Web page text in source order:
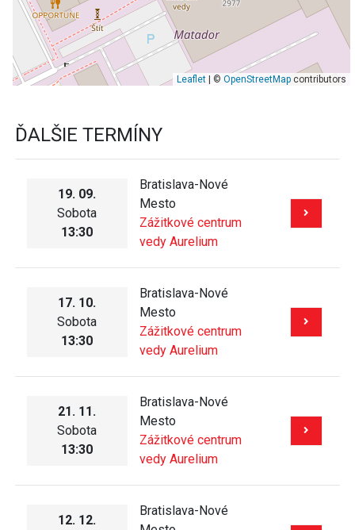
Leaflet| © OpenStreetMapcontributors
ĎALŠIE TERMÍNY
19. 09.
Sobota
13:30
Bratislava-Nové
Mesto
Zážitkové centrum
vedy Aurelium
17. 10.
Sobota
13:30
Bratislava-Nové
Mesto
Zážitkové centrum
vedy Aurelium
21. 11.
Sobota
13:30
Bratislava-Nové
Mesto
Zážitkové centrum
vedy Aurelium
12. 12.
Bratislava-Nové